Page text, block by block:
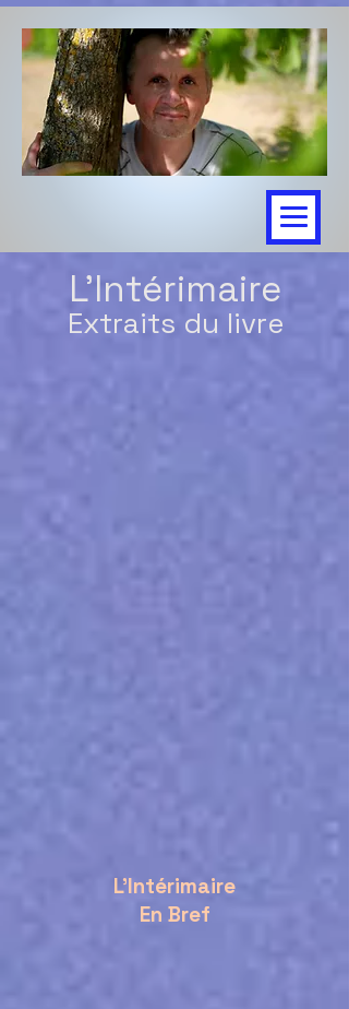
L'Intérimaire
Extraits du livre
L'Intérimaire
En Bref